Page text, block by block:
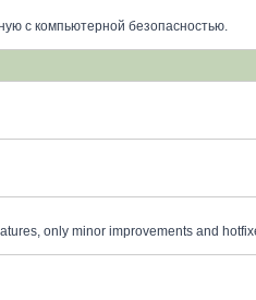
с компьютерной безопасностью.
only minor improvements and